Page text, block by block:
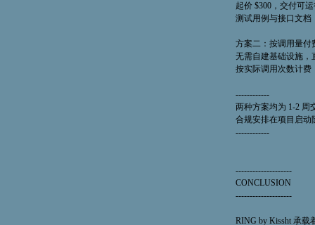
起价 $300，交付可
测试用例与接口文档
方案二：按调用量付
无需自建基础设施，
按实际调用次数计费
------------
两种方案均为 1-2 周
合规安排在项目启动
------------
--------------------
CONCLUSION
--------------------
RING by Kissht 承载